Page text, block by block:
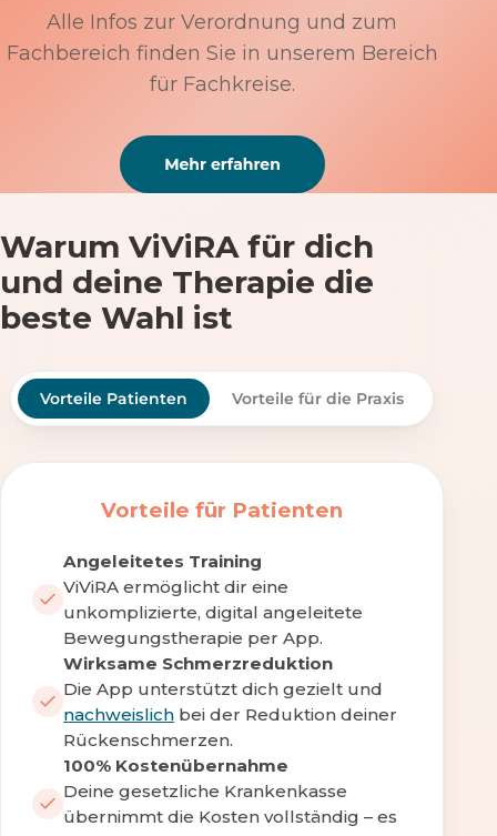
Alle Infos zur Verordnung und zum
Fachbereich finden Sie in unserem Bereich
für Fachkreise.
Warum ViViRA für dich
und deine Therapie die
beste Wahl ist
Vorteile Patienten Vorteile für die Praxis
Vorteile für Patienten
Angeleitetes Training
ViViRA ermöglicht dir eine
unkomplizierte, digital angeleitete
Bewegungstherapie per App.
Wirksame Schmerzreduktion
Die App unterstützt dich gezielt und
nachweislich bei der Reduktion deiner
Rückenschmerzen.
100% Kostenübernahme
Deine gesetzliche Krankenkasse
übernimmt die Kosten vollständig – es